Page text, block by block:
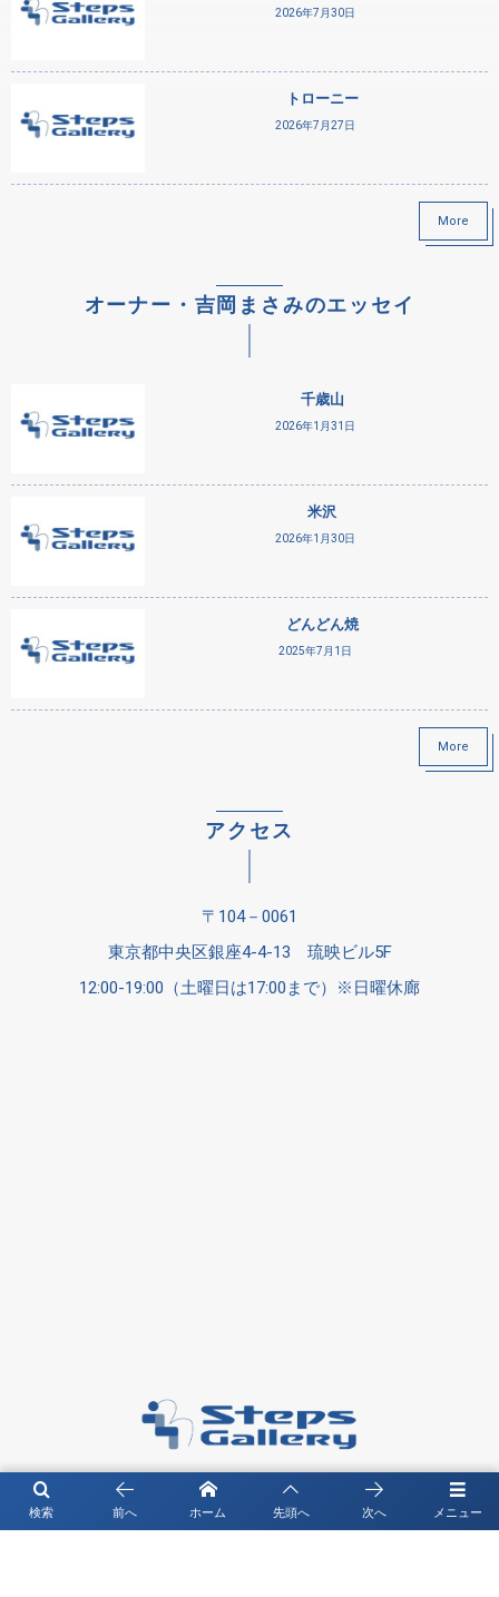
メニュー
検索 前へ ホーム 先頭へ 次へ
2026年7月30日
トローニー
2026年7月27日
More
オーナー・吉岡まさみのエッセイ
千歳山
2026年1月31日
米沢
2026年1月30日
どんどん焼
2025年7月1日
More
アクセス
〒104－0061
東京都中央区銀座4-4-13 琉映ビル5F
12:00-19:00（土曜日は17:00まで）※日曜休廊
〒104－0061 東京都中央区銀座4-4-13 琉映ビル5F